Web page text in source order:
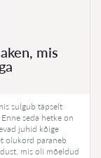
mis
sulgub täpselt
seda hetke on
juhid kõige
olukord paraneb
mis oli mõeldud